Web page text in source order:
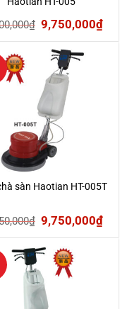
₫ Giá
gốc
là:
10,500,000₫.
9,750,000₫Giá
sàn Haotian HT-005T
₫ Giá
gốc
là:
10,250,000₫.
9,750,000₫Giá